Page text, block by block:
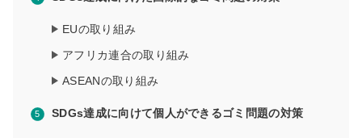
EUの取り組み
アフリカ連合の取り組み
ASEANの取り組み
SDGs達成に向けて個人ができるゴミ問題の対策